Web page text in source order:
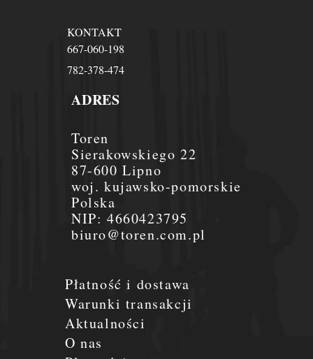
Płatność i dostawa
Warunki transakcji
Aktualności
O nas
ADRES
Toren
Sierakowskiego 22
87-600 Lipno
woj. kujawsko-pomorskie
Polska
NIP:4660423795
biuro@toren.com.pl
KONTAKT
667-060-198
782-378-474